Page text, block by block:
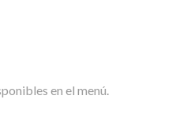
en el menú.